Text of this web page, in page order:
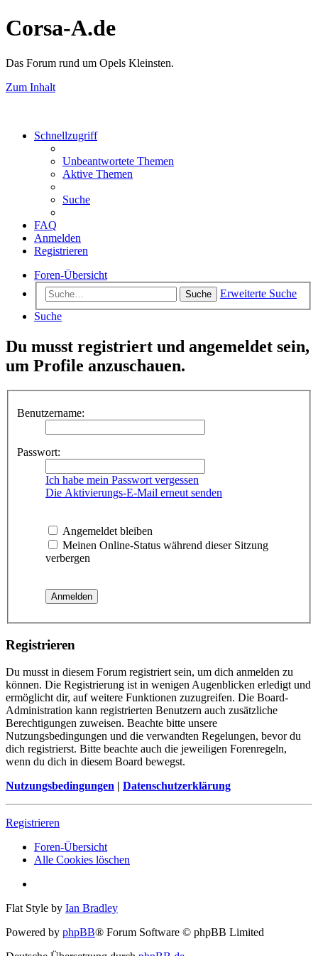
Corsa-A.de
Das Forum rund um Opels Kleinsten.
Zum Inhalt
Schnellzugriff
Unbeantwortete Themen
Aktive Themen
Suche
FAQ
Anmelden
Registrieren
Foren-Übersicht
Suche
Erweiterte Suche
Suche
Du musst registriert und angemeldet sein,
um Profile anzuschauen.
Benutzername:
Passwort:
Ich habe mein Passwort vergessen
Die Aktivierungs-E-Mail erneut senden
Angemeldet bleiben
Meinen Online-Status während dieser Sitzung
verbergen
Registrieren
Du musst in diesem Forum registriert sein, um dich anmelden zu
können. Die Registrierung ist in wenigen Augenblicken erledigt und
ermöglicht dir, auf weitere Funktionen zuzugreifen. Die Board-
Administration kann registrierten Benutzern auch zusätzliche
Berechtigungen zuweisen. Beachte bitte unsere
Nutzungsbedingungen und die verwandten Regelungen, bevor du
dich registrierst. Bitte beachte auch die jeweiligen Forenregeln,
wenn du dich in diesem Board bewegst.
Nutzungsbedingungen | Datenschutzerklärung
Registrieren
Foren-Übersicht
Alle Cookies löschen
Flat Style by Ian Bradley
Powered by phpBB® Forum Software © phpBB Limited